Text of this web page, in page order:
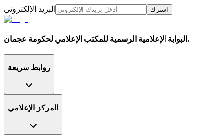
البريد الإلكتروني اشترك
البوابة الإعلامية الرسمية للمكتب الإعلامي لحكومة عجمان.
روابط سريعة
المركز الإعلامي